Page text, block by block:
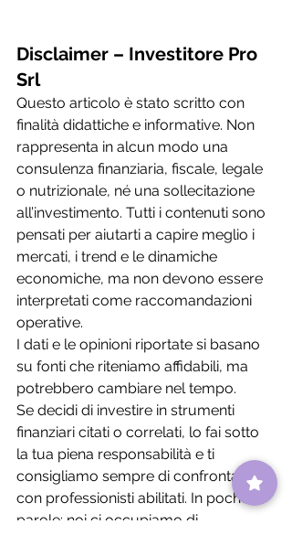
Disclaimer – Investitore Pro
Srl
Questo articolo è stato scritto con
finalità didattiche e informative. Non
rappresenta in alcun modo una
consulenza finanziaria, fiscale, legale
o nutrizionale, né una sollecitazione
all’investimento. Tutti i contenuti sono
pensati per aiutarti a capire meglio i
mercati, i trend e le dinamiche
economiche, ma non devono essere
interpretati come raccomandazioni
operative.
I dati e le opinioni riportate si basano
su fonti che riteniamo affidabili, ma
potrebbero cambiare nel tempo.
Se decidi di investire in strumenti
finanziari citati o correlati, lo fai sotto
la tua piena responsabilità e ti
consigliamo sempre di confrontarti
con professionisti abilitati. In poche
parole: noi ci occupiamo di